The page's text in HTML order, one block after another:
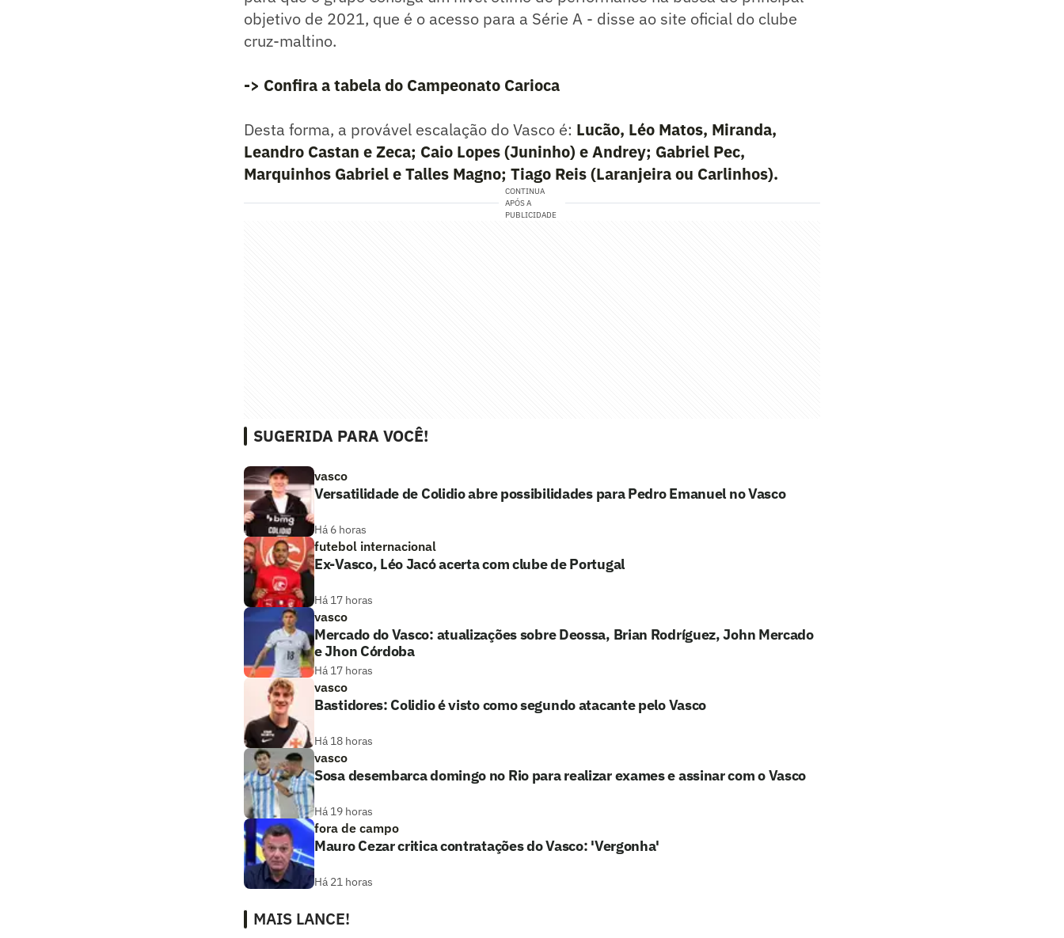
objetivo de 2021, que é o acesso para a Série A - disse ao site oficial do clube
cruz-maltino.
-> Confira a tabela do Campeonato Carioca
Desta forma, a provável escalação do Vasco é: Lucão, Léo Matos, Miranda,
Leandro Castan e Zeca; Caio Lopes (Juninho) e Andrey; Gabriel Pec,
Marquinhos Gabriel e Talles Magno; Tiago Reis (Laranjeira ou Carlinhos).
CONTINUA
APÓS A
PUBLICIDADE
SUGERIDA PARA VOCÊ!
vasco
Versatilidade de Colidio abre possibilidades para Pedro Emanuel no Vasco
Há 6 horas
futebol internacional
Ex-Vasco, Léo Jacó acerta com clube de Portugal
Há 17 horas
vasco
Mercado do Vasco: atualizações sobre Deossa, Brian Rodríguez, John Mercado
e Jhon Córdoba
Há 17 horas
vasco
Bastidores: Colidio é visto como segundo atacante pelo Vasco
Há 18 horas
vasco
Sosa desembarca domingo no Rio para realizar exames e assinar com o Vasco
Há 19 horas
fora de campo
Mauro Cezar critica contratações do Vasco: 'Vergonha'
Há 21 horas
MAIS LANCE!